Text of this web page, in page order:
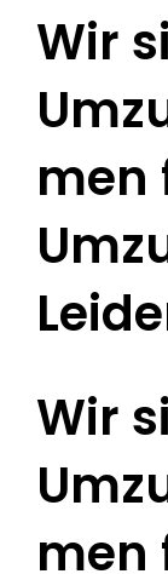
Wir
men
Wir
men